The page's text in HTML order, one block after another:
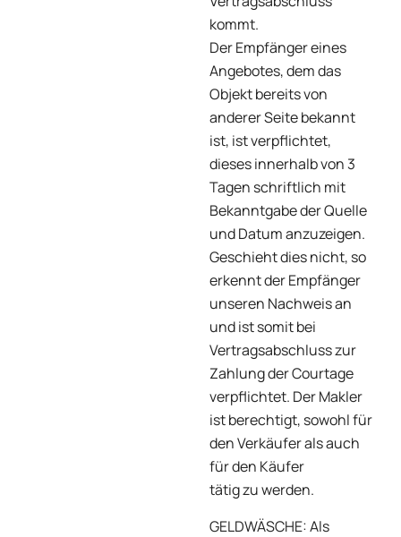
kommt.
Der Empfänger eines
Angebotes, dem das
Objekt bereits von
anderer Seite bekannt
ist, ist verpflichtet,
dieses innerhalb von 3
Tagen schriftlich mit
Bekanntgabe der Quelle
und Datum anzuzeigen.
Geschieht dies nicht, so
erkennt der Empfänger
unseren Nachweis an
und ist somit bei
Vertragsabschluss zur
Zahlung der Courtage
verpflichtet. Der Makler
ist berechtigt, sowohl für
den Verkäufer als auch
für den Käufer
tätig zu werden.
GELDWÄSCHE: Als